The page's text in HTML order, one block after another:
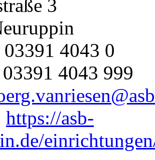
3
4043 0
4043 999
https://asb-